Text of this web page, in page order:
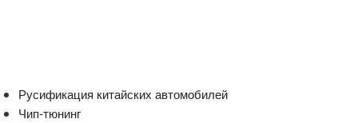
Русификация китайских автомобилей
Чип-тюнинг